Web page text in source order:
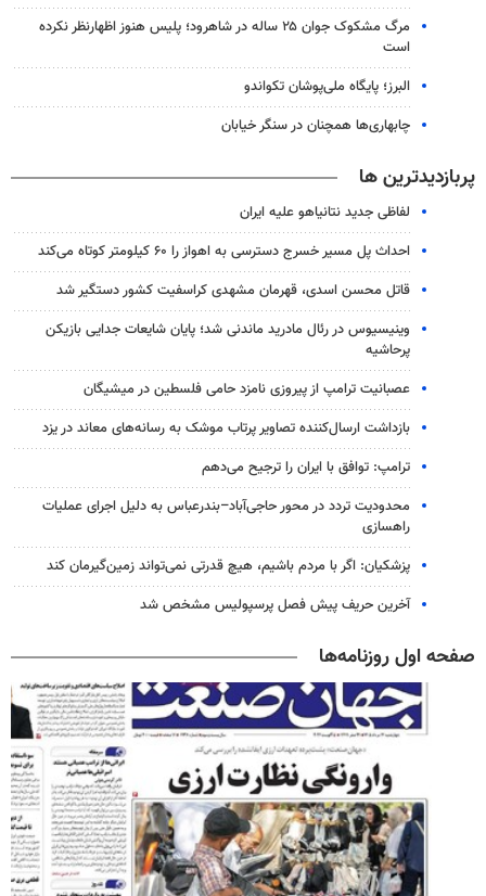
مرگ مشکوک جوان ۲۵ ساله در شاهرود؛ پلیس هنوز اظهارنظر نکرده
است
البرز؛ پایگاه ملی‌پوشان تکواندو
چابهاری‌ها همچنان در سنگر خیابان
پربازدیدترین ها
لفاظی جدید نتانیاهو علیه ایران
احداث پل مسیر خسرج دسترسی به اهواز را ۶۰ کیلومتر کوتاه می‌کند
قاتل محسن اسدی، قهرمان مشهدی کراسفیت کشور دستگیر شد
وینیسیوس در رئال مادرید ماندنی شد؛ پایان شایعات جدایی بازیکن
پرحاشیه
عصبانیت ترامپ از پیروزی نامزد حامی فلسطین در میشیگان
بازداشت ارسال‌کننده تصاویر پرتاب موشک به رسانه‌های معاند در یزد
ترامپ: توافق با ایران را ترجیح می‌دهم
محدودیت تردد در محور حاجی‌آباد–بندرعباس به دلیل اجرای عملیات
راهسازی
پزشکیان: اگر با مردم باشیم، هیچ قدرتی نمی‌تواند زمین‌گیرمان کند
آخرین حریف پیش فصل پرسپولیس مشخص شد
صفحه اول روزنامه‌ها